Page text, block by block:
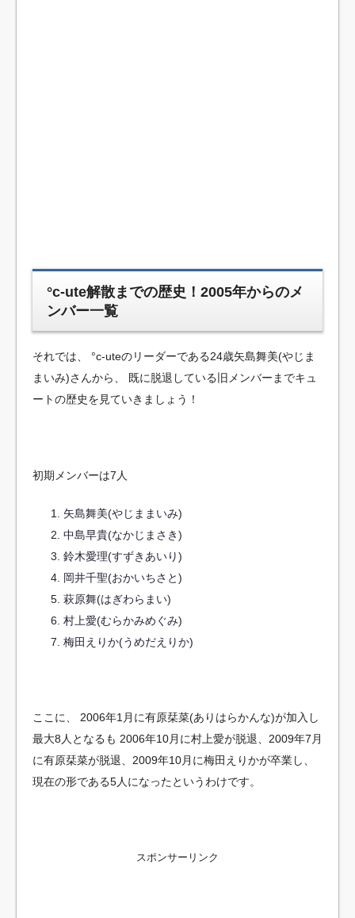
°c-ute解散までの歴史！2005年からのメ
ンバー一覧
それでは、
°c-uteのリーダーである24歳矢島舞美(やじま
まいみ)さんから、
既に脱退している旧メンバーまでキュ
ートの歴史を見ていきましょう！
初期メンバーは7人
矢島舞美(やじままいみ)
中島早貴(なかじまさき)
鈴木愛理(すずきあいり)
岡井千聖(おかいちさと)
萩原舞(はぎわらまい)
村上愛(むらかみめぐみ)
梅田えりか(うめだえりか)
ここに、
2006年1月に有原栞菜(ありはらかんな)が加入し
最大8人となるも 2006年10月に村上愛が脱退、2009年7月
に有原栞菜が脱退、2009年10月に梅田えりかが卒業し、
現在の形である5人になったというわけです。
スポンサーリンク